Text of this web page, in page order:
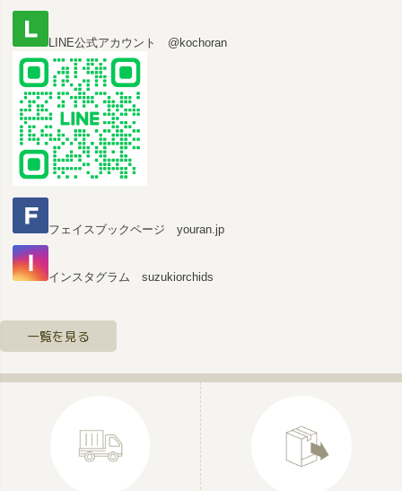
LINE公式アカウント @kochoran
フェイスブックページ youran.jp
インスタグラム suzukiorchids
一覧を見る